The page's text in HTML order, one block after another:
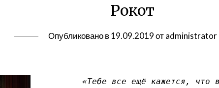
Рокот
Опубликовано в19.09.2019отadministrator
«Тебе все ещё кажется, что